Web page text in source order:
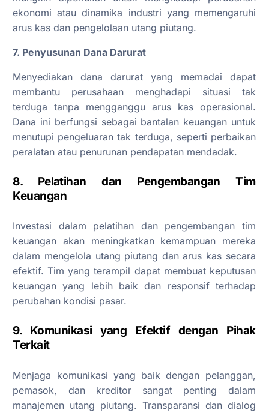
ekonomi atau dinamika industri yang memengaruhi
arus kas dan pengelolaan utang piutang.
7. Penyusunan Dana Darurat
Menyediakan dana darurat yang memadai dapat
membantu perusahaan menghadapi situasi tak
terduga tanpa mengganggu arus kas operasional.
Dana ini berfungsi sebagai bantalan keuangan untuk
menutupi pengeluaran tak terduga, seperti perbaikan
peralatan atau penurunan pendapatan mendadak.
8. Pelatihan dan Pengembangan Tim
Keuangan
Investasi dalam pelatihan dan pengembangan tim
keuangan akan meningkatkan kemampuan mereka
dalam mengelola utang piutang dan arus kas secara
efektif. Tim yang terampil dapat membuat keputusan
keuangan yang lebih baik dan responsif terhadap
perubahan kondisi pasar.
9. Komunikasi yang Efektif dengan Pihak
Terkait
Menjaga komunikasi yang baik dengan pelanggan,
pemasok, dan kreditor sangat penting dalam
manajemen utang piutang. Transparansi dan dialog